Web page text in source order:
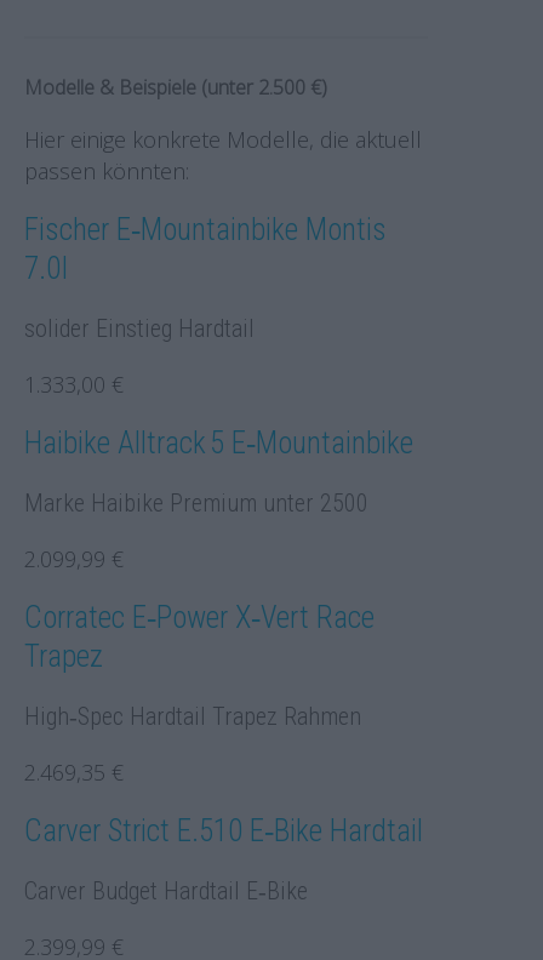
Modelle & Beispiele (unter 2.500 €)
Hier einige konkrete Modelle, die aktuell
passen könnten:
Fischer E‑Mountainbike Montis
7.0I
solider Einstieg Hardtail
1.333,00 €
Haibike Alltrack 5 E‑Mountainbike
Marke Haibike Premium unter 2500
2.099,99 €
Corratec E‑Power X‑Vert Race
Trapez
High‑Spec Hardtail Trapez Rahmen
2.469,35 €
Carver Strict E.510 E‑Bike Hardtail
Carver Budget Hardtail E‑Bike
2.399,99 €